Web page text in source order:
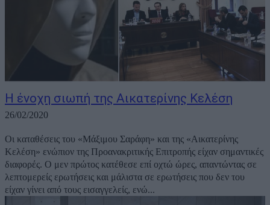
Η ένοχη σιωπή της Αικατερίνης Κελέση
26/02/2020
Οι καταθέσεις του «Μάξιμου Σαράφη» και της «Αικατερίνης
Κελέση» ενώπιον της Προανακριτικής Επιτροπής είχαν σημαντικές
διαφορές. Ο μεν πρώτος κατέθεσε επί οχτώ ώρες, απαντώντας σε
λεπτομερείς ερωτήσεις και μάλιστα σε ερωτήσεις που δεν του
είχαν γίνει από τους εισαγγελείς, ενώ...